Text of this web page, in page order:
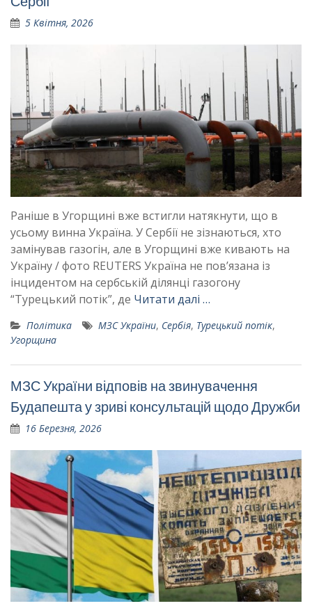
5 Квітня, 2026
Раніше в Угорщині вже встигли натякнути, що в
усьому винна Україна. У Сербії не зізнаються, хто
замінував газогін, але в Угорщині вже кивають на
Україну / фото REUTERS Україна не пов’язана із
інцидентом на сербській ділянці газогону
“Турецький потік”, де Читати далі …
Політика МЗС України, Сербія, Турецький потік,
Угорщина
МЗС України відповів на звинувачення
Будапешта у зриві консультацій щодо Дружби
16 Березня, 2026